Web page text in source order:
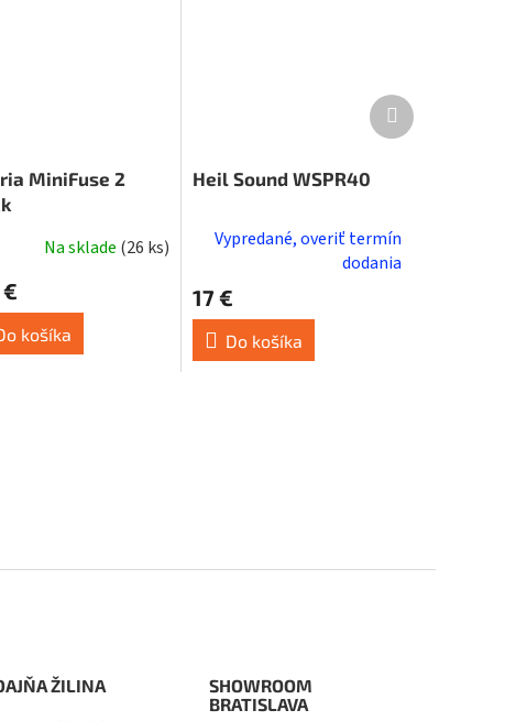
MiniFuse 2
Na sklade (26 ks)
košíka
Heil Sound WSPR40
Vypredané, overiť termín
dodania
17 €
Do košíka
Ďalší
produkt
ŽILINA
SHOWROOM
BRATISLAVA